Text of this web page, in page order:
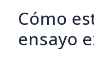
Cómo
ensayo